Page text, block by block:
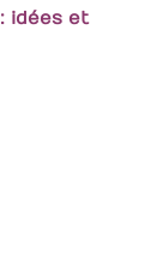
idées et